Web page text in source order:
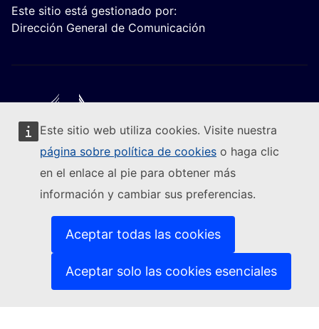
Este sitio web utiliza cookies. Visite nuestra
página sobre política de cookies o haga clic
en el enlace al pie para obtener más
información y cambiar sus preferencias.
Aceptar todas las cookies
Aceptar solo las cookies esenciales
Este sitio está gestionado por:
Dirección General de Comunicación
Seguir a la Comisión Europea
Contacto(Enlace externo)
Notificar una vulnerabilidad informática(Enlace externo)
Idiomas en nuestros sitios web(Enlace externo)
(Enlace externo)
Política de privacidad
Aviso jurídico
(Enlace externo)